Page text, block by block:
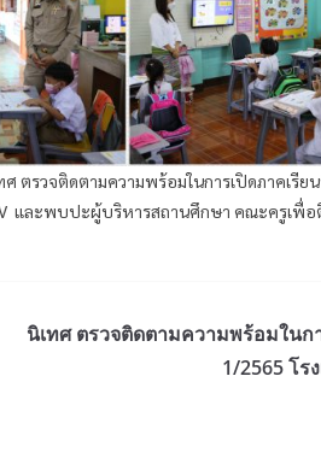
รวจติดตามความพร้อมในการเปิดภาคเรีย
และพบปะผู้บริหารสถานศึกษา คณะครูเพื่
นิเทศ ตรวจติดตามความพร้อมในก
1/2565 โร